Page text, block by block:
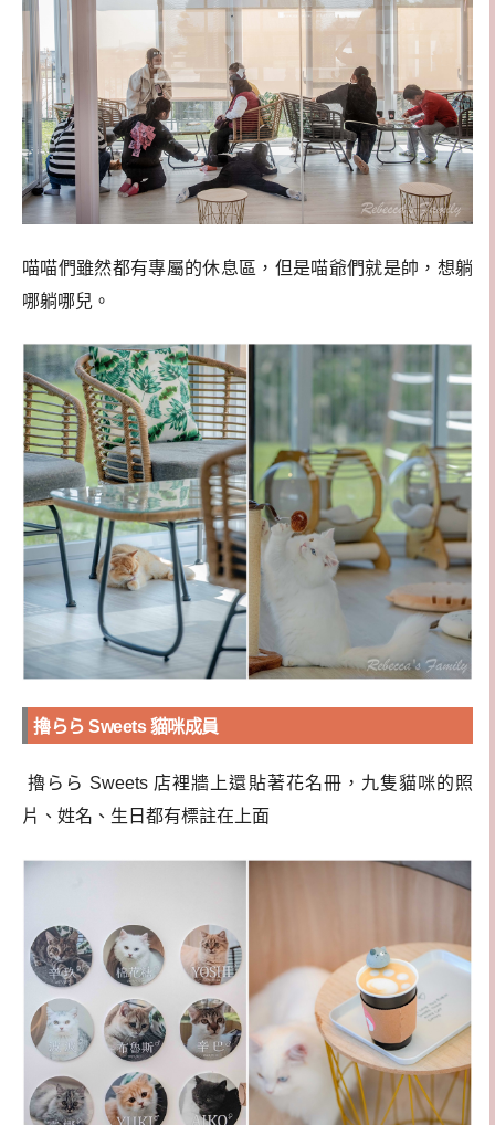
喵喵們雖然都有專屬的休息區，但是喵爺們就是帥，想躺
哪躺哪兒。
擼らら Sweets 貓咪成員
擼らら Sweets 店裡牆上還貼著花名冊，九隻貓咪的照
片、姓名、生日都有標註在上面